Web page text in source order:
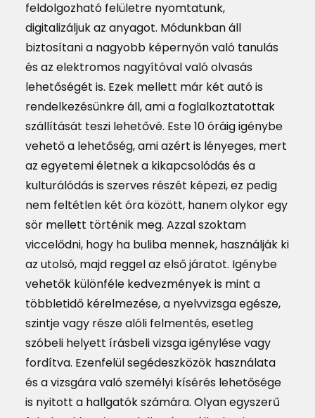
feldolgozható felületre nyomtatunk,
digitalizáljuk az anyagot. Módunkban áll
biztosítani a nagyobb képernyőn való tanulás
és az elektromos nagyítóval való olvasás
lehetőségét is. Ezek mellett már két autó is
rendelkezésünkre áll, ami a foglalkoztatottak
szállítását teszi lehetővé. Este 10 óráig igénybe
vehető a lehetőség, ami azért is lényeges, mert
az egyetemi életnek a kikapcsolódás és a
kulturálódás is szerves részét képezi, ez pedig
nem feltétlen két óra között, hanem olykor egy
sör mellett történik meg. Azzal szoktam
viccelődni, hogy ha buliba mennek, használják ki
az utolsó, majd reggel az első járatot. Igénybe
vehetők különféle kedvezmények is mint a
többletidő kérelmezése, a nyelvvizsga egésze,
szintje vagy része alóli felmentés, esetleg
szóbeli helyett írásbeli vizsga igénylése vagy
fordítva. Ezenfelül segédeszközök használata
és a vizsgára való személyi kísérés lehetősége
is nyitott a hallgatók számára. Olyan egyszerű